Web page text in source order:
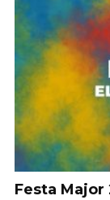
Festa Major